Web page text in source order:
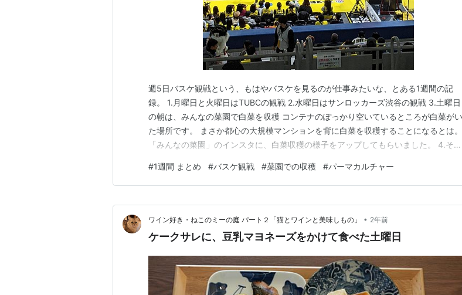
週5日バスケ観戦という、もはやバスケを見るのが仕事みたいな、とある1週間の記
録。 1.月曜日と火曜日はTUBCの観戦 2.水曜日はサンロッカーズ渋谷の観戦 3.土曜日
の朝は、みんなの菜園で白菜を収穫 コンテナのぽっかり空いているところが白菜がい
た場所です。 まさか都心の大規模マンションを背に白菜を収穫することになるとは。
「みんなの菜園」のインスタに、白菜収穫の様子をアップしてもらいました。 4.その
ゃなく、ピラティスも欠かさず行ってます 7.日曜日はまたまたTUBCの観戦 ヒマを持
余して予定をいろいろ入れ…
#1週間 まとめ #バスケ観戦 #菜園での収穫 #パーマカルチャー
ワイン好き・ねこのミーの庭 パート２「猫とワインと美味しもの」 • 2年前
ケークサレに、豆乳マヨネーズをかけて食べた土曜日